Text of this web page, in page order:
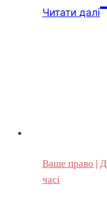
Читати далі
Ваше право |
часі